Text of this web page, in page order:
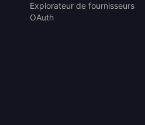
Explorateur de fournisseurs
OAuth